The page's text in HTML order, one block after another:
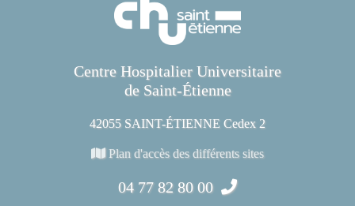
Centre Hospitalier Universitaire
de Saint-Étienne
42055 SAINT-ÉTIENNE Cedex 2
Plan d'accès des différents sites
04 77 82 80 00